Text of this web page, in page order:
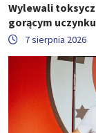
Wylewali
gorącym uczynku
7 sierpnia 2026